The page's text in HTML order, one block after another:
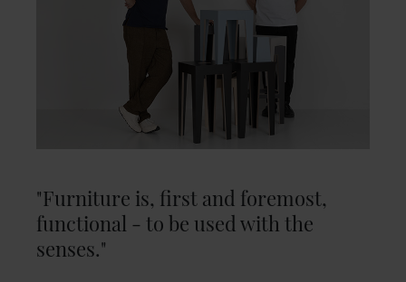
"Furniture is, first and foremost,
functional - to be used with the
senses."